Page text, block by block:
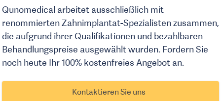
Qunomedical arbeitet ausschließlich mit
renommierten Zahnimplantat-Spezialisten zusammen,
die aufgrund ihrer Qualifikationen und bezahlbaren
Behandlungspreise ausgewählt wurden. Fordern Sie
noch heute Ihr 100% kostenfreies Angebot an.
Kontaktieren Sie uns